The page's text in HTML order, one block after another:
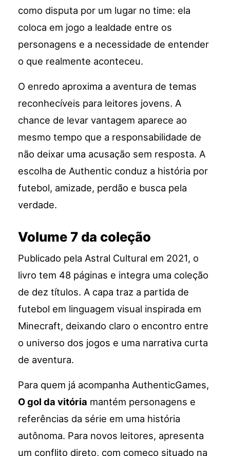
como disputa por um lugar no time: ela
coloca em jogo a lealdade entre os
personagens e a necessidade de entender
o que realmente aconteceu.
O enredo aproxima a aventura de temas
reconhecíveis para leitores jovens. A
chance de levar vantagem aparece ao
mesmo tempo que a responsabilidade de
não deixar uma acusação sem resposta. A
escolha de Authentic conduz a história por
futebol, amizade, perdão e busca pela
verdade.
Volume 7 da coleção
Publicado pela Astral Cultural em 2021, o
livro tem 48 páginas e integra uma coleção
de dez títulos. A capa traz a partida de
futebol em linguagem visual inspirada em
Minecraft, deixando claro o encontro entre
o universo dos jogos e uma narrativa curta
de aventura.
Para quem já acompanha AuthenticGames,
O gol da vitória mantém personagens e
referências da série em uma história
autônoma. Para novos leitores, apresenta
um conflito direto, com começo situado na